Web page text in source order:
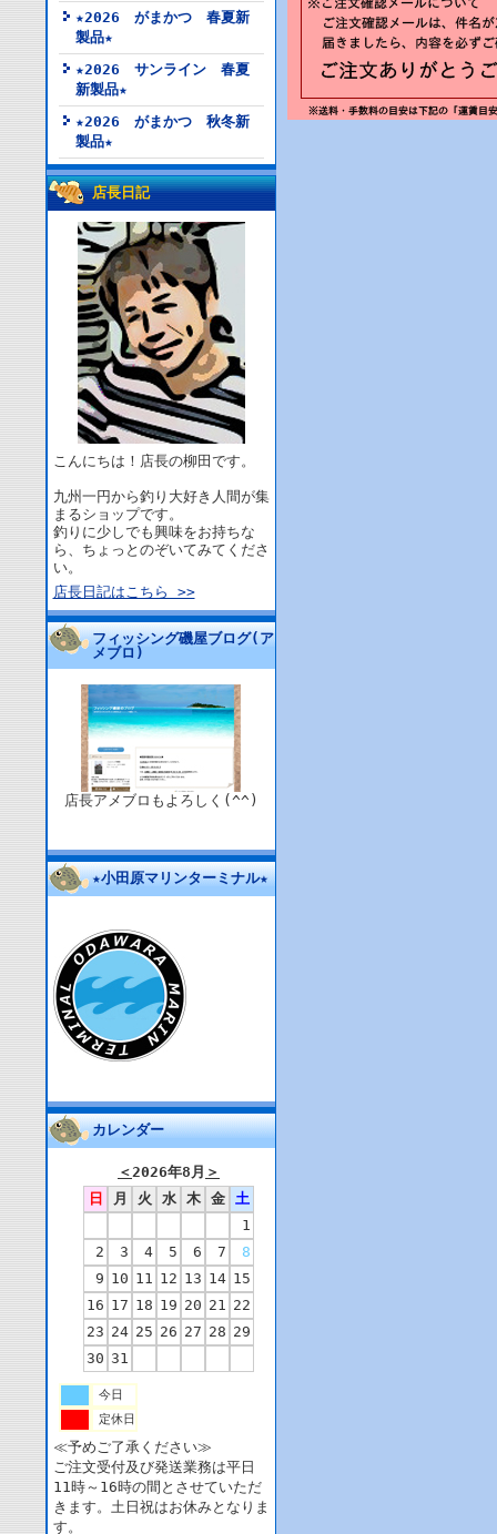
★2026 がまかつ 春夏新
製品★
★2026 サンライン 春夏
新製品★
★2026 がまかつ 秋冬新
製品★
店長日記
こんにちは！店長の柳田です。
九州一円から釣り大好き人間が集
まるショップです。
釣りに少しでも興味をお持ちな
ら、ちょっとのぞいてみてくださ
い。
店長日記はこちら >>
フィッシング磯屋ブログ(ア
メブロ)
店長アメブロもよろしく(^^)
★小田原マリンターミナル★
カレンダー
＜2026年8月 ＞
日
月 火 水 木 金
土
1
2
3 4 5 6 7
8
9 10 11 12 13 14 15
16 17 18 19 20 21 22
23 24 25 26 27 28 29
30 31
今日
定休日
≪予めご了承ください≫
ご注文受付及び発送業務は平日
11時～16時の間とさせていただ
きます。土日祝はお休みとなりま
す。